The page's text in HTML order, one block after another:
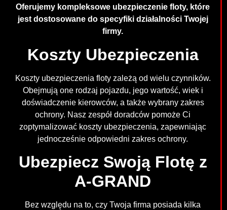
Oferujemy kompleksowe ubezpieczenie floty, które
jest dostosowane do specyfiki działalności Twojej
firmy.
Koszty Ubezpieczenia
Koszty ubezpieczenia floty zależą od wielu czynników.
Obejmują one rodzaj pojazdu, jego wartość, wiek i
doświadczenie kierowców, a także wybrany zakres
ochrony. Nasz zespół doradców pomoże Ci
zoptymalizować koszty ubezpieczenia, zapewniając
jednocześnie odpowiedni zakres ochrony.
Ubezpiecz Swoją Flotę z
A-GRAND
Bez względu na to, czy Twoja firma posiada kilka